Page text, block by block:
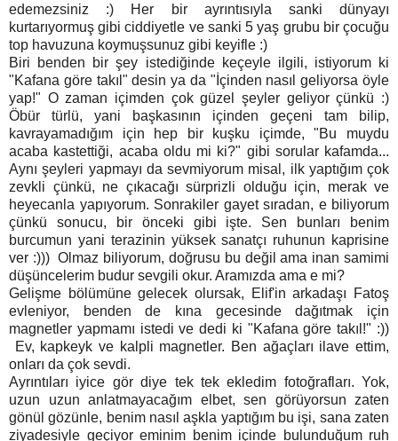
edemezsiniz :) Her bir ayrıntısıyla sanki dünyayı
kurtarıyormuş gibi ciddiyetle ve sanki 5 yaş grubu bir çocuğu
top havuzuna koymuşsunuz gibi keyifle :)
Biri benden bir şey istediğinde keçeyle ilgili, istiyorum ki
"Kafana göre takıl" desin ya da "İçinden nasıl geliyorsa öyle
yap!" O zaman içimden çok güzel şeyler geliyor çünkü :)
Öbür türlü, yani başkasının içinden geçeni tam bilip,
kavrayamadığım için hep bir kuşku içimde, "Bu muydu
acaba kastettiği, acaba oldu mi ki?" gibi sorular kafamda...
Aynı şeyleri yapmayı da sevmiyorum misal, ilk yaptığım çok
zevkli çünkü, ne çıkacağı sürprizli olduğu için, merak ve
heyecanla yapıyorum. Sonrakiler gayet sıradan, e biliyorum
çünkü sonucu, bir önceki gibi işte. Sen bunları benim
burcumun yani terazinin yüksek sanatçı ruhunun kaprisine
ver :))) Olmaz biliyorum, doğrusu bu değil ama inan samimi
düşüncelerim budur sevgili okur. Aramızda ama e mi?
Gelişme bölümüne gelecek olursak, Elif'in arkadaşı Fatoş
evleniyor, benden de kına gecesinde dağıtmak için
magnetler yapmamı istedi ve dedi ki "Kafana göre takıl!" :))
Ev, kapkeyk ve kalpli magnetler. Ben ağaçları ilave ettim,
onları da çok sevdi.
Ayrıntıları iyice gör diye tek tek ekledim fotoğrafları. Yok,
uzun uzun anlatmayacağım elbet, sen görüyorsun zaten
gönül gözünle, benim nasıl aşkla yaptığım bu işi, sana zaten
ziyadesiyle geçiyor eminim benim içinde bulunduğum ruh